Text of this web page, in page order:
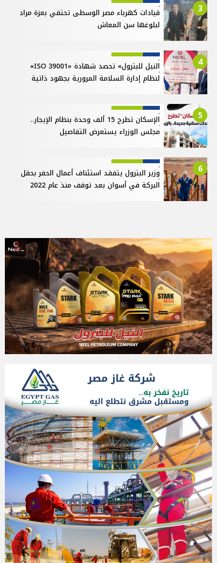
3
قيادات كهرباء مصر الوسطى تحتفي بعزة مراد
لبلوغها سن المعاش
4
النيل للبترول» تحصد شهادة «ISO 39001»
لنظام إدارة السلامة المرورية بجهود ذاتية
5
الإسكان تطرح 15 ألف وحدة بنظام الإيجار..
مجلس الوزراء يستعرض التفاصيل
6
وزير البترول يتفقد استئناف أعمال الحفر بحقل
البركة في أسوان بعد توقف منذ عام 2022